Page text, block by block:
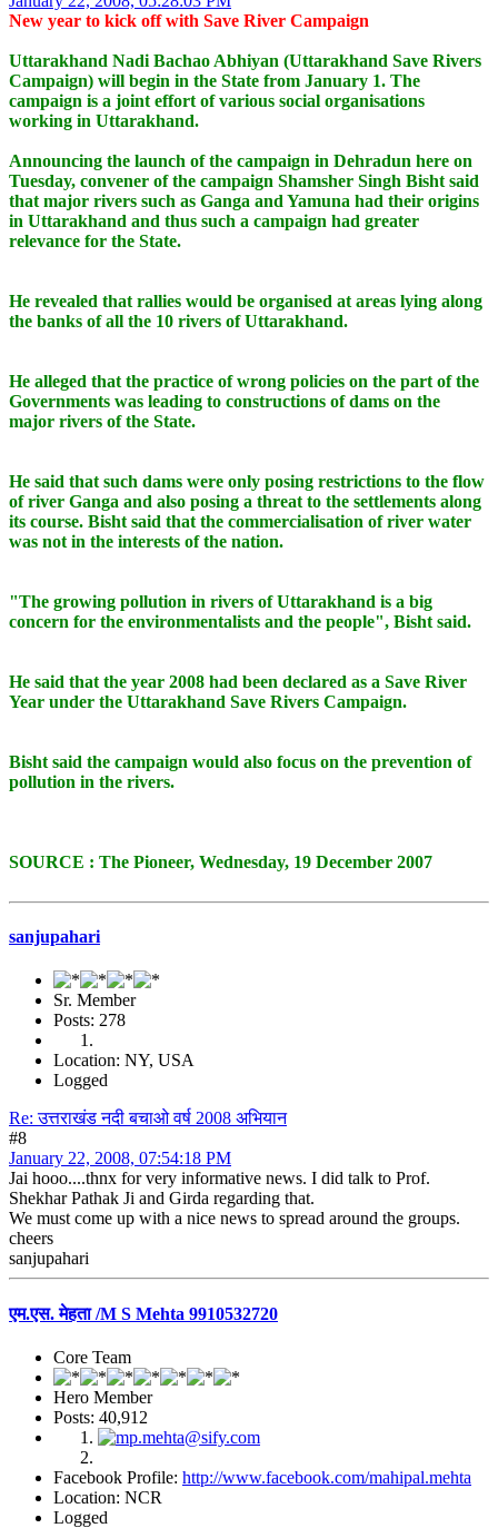
New year to kick off with Save River Campaign
Uttarakhand Nadi Bachao Abhiyan (Uttarakhand Save Rivers
Campaign) will begin in the State from January 1. The
campaign is a joint effort of various social organisations
working in Uttarakhand.
Announcing the launch of the campaign in Dehradun here on
Tuesday, convener of the campaign Shamsher Singh Bisht said
that major rivers such as Ganga and Yamuna had their origins
in Uttarakhand and thus such a campaign had greater
relevance for the State.
He revealed that rallies would be organised at areas lying along
the banks of all the 10 rivers of Uttarakhand.
He alleged that the practice of wrong policies on the part of the
Governments was leading to constructions of dams on the
major rivers of the State.
He said that such dams were only posing restrictions to the flow
of river Ganga and also posing a threat to the settlements along
its course. Bisht said that the commercialisation of river water
was not in the interests of the nation.
"The growing pollution in rivers of Uttarakhand is a big
concern for the environmentalists and the people", Bisht said.
He said that the year 2008 had been declared as a Save River
Year under the Uttarakhand Save Rivers Campaign.
Bisht said the campaign would also focus on the prevention of
pollution in the rivers.
SOURCE : The Pioneer, Wednesday, 19 December 2007
sanjupahari
Sr. Member
Posts: 278
Location: NY, USA
Logged
Re: उत्तराखंड नदी बचाओ वर्ष 2008 अभियान
#8
January 22, 2008, 07:54:18 PM
Jai hooo....thnx for very informative news. I did talk to Prof.
Shekhar Pathak Ji and Girda regarding that.
We must come up with a nice news to spread around the groups.
cheers
sanjupahari
एम.एस. मेहता /M S Mehta 9910532720
Core Team
Hero Member
Posts: 40,912
Facebook Profile: http://www.facebook.com/mahipal.mehta
Location: NCR
Logged